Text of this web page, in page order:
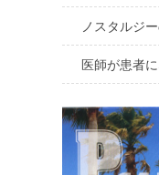
ノスタルジ
医師が患者